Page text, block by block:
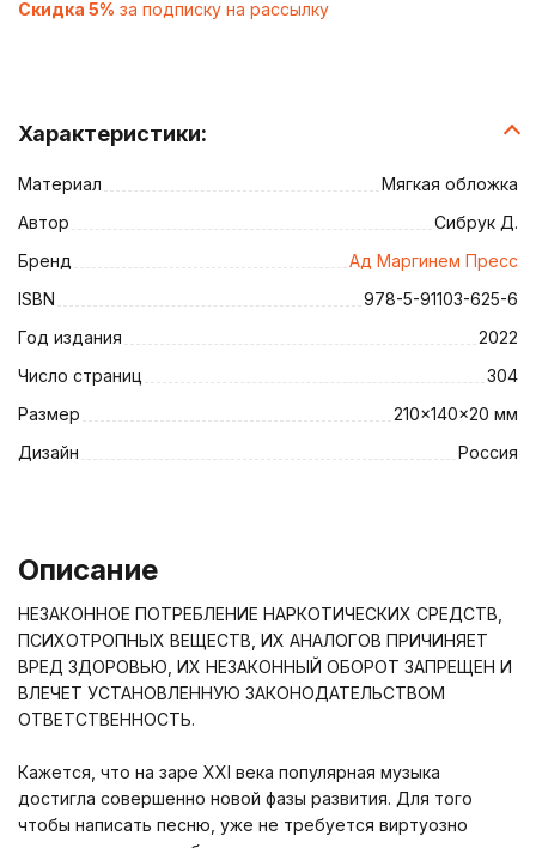
Характеристики:
Материал
Мягкая обложка
Автор
Сибрук Д.
Бренд
Ад Маргинем Пресс
ISBN
978-5-91103-625-6
Год издания
2022
Число страниц
304
Размер
210x140x20 мм
Дизайн
Россия
Скидка 5% за подписку на рассылку
Описание
НЕЗАКОННОЕ ПОТРЕБЛЕНИЕ НАРКОТИЧЕСКИХ СРЕДСТВ,
ПСИХОТРОПНЫХ ВЕЩЕСТВ, ИХ АНАЛОГОВ ПРИЧИНЯЕТ
ВРЕД ЗДОРОВЬЮ, ИХ НЕЗАКОННЫЙ ОБОРОТ ЗАПРЕЩЕН И
ВЛЕЧЕТ УСТАНОВЛЕННУЮ ЗАКОНОДАТЕЛЬСТВОМ
ОТВЕТСТВЕННОСТЬ.
Кажется, что на заре XXI века популярная музыка
достигла совершенно новой фазы развития. Для того
чтобы написать песню, уже не требуется виртуозно